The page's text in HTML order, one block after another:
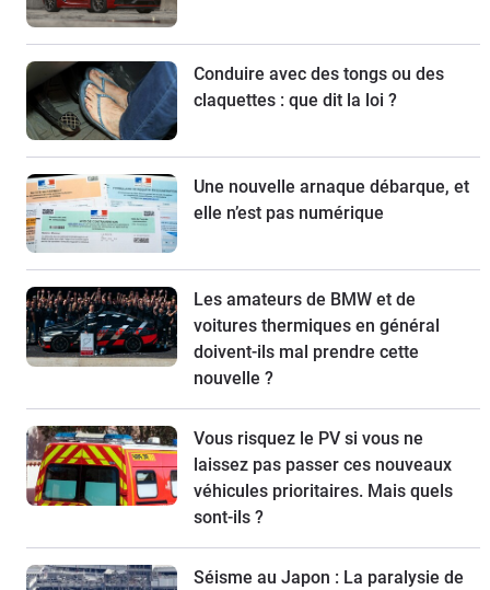
Conduire avec des tongs ou des
claquettes : que dit la loi ?
Une nouvelle arnaque débarque, et
elle n’est pas numérique
Les amateurs de BMW et de
voitures thermiques en général
doivent-ils mal prendre cette
nouvelle ?
Vous risquez le PV si vous ne
laissez pas passer ces nouveaux
véhicules prioritaires. Mais quels
sont-ils ?
Séisme au Japon : La paralysie de